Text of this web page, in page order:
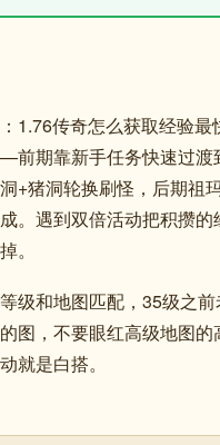
1.76传奇怎么获取经验最
前期靠新手任务快速过渡
+猪洞轮换刷怪，后期祖
。遇到双倍活动把积攒的
。
级和地图匹配，35级之
图，不要眼红高级地图的
就是白搭。